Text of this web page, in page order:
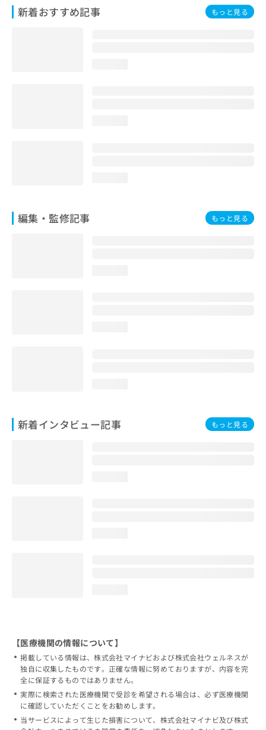
新着おすすめ記事 もっと見る
編集・監修記事 もっと見る
新着インタビュー記事 もっと見る
お
問
【医療機関の情報について】
掲載している情報は、株式会社マイナビおよび株式会社ウェルネスが
独自に収集したものです。正確な情報に努めておりますが、内容を完
全に保証するものではありません。
実際に検索された医療機関で受診を希望される場合は、必ず医療機関
に確認していただくことをお勧めします。
当サービスによって生じた損害について、株式会社マイナビ及び株式